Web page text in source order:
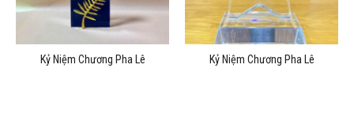
Kỷ Niệm Chương Pha Lê Kỷ Niệm Chương Pha Lê